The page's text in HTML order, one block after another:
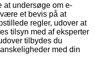
at undersøge om e-
et bevis på at
regler, udover at
tilsyn med af eksperter
tilbydes du
med din